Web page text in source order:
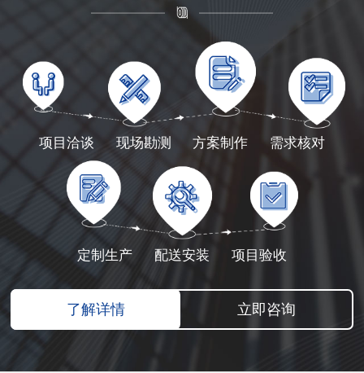
项目洽谈 现场勘测 方案制作 需求核对
定制生产 配送安装 项目验收
了解详情 立即咨询